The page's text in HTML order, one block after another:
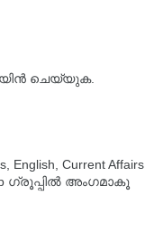
ചെയ്യുക.
Current Affairs
ഗ്രൂപ്പിൽ അംഗമാകൂ